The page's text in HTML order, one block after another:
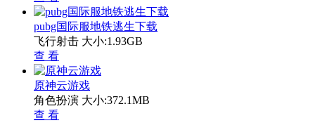
pubg国际服地铁逃生下载
飞行射击 大小:1.93GB
查 看
原神云游戏
角色扮演 大小:372.1MB
查 看